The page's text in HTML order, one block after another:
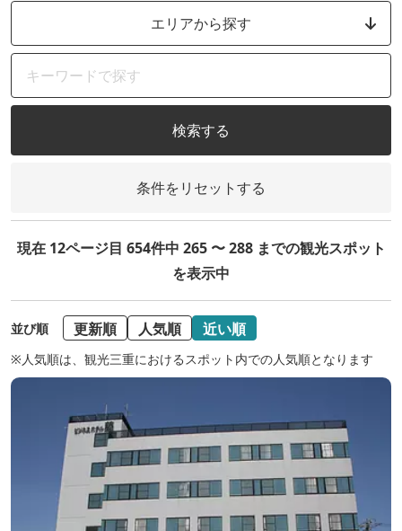
エリアから探す
検索する
条件をリセットする
現在 12ページ目 654件中 265 〜 288 までの観光スポット
を表示中
並び順 更新順 人気順 近い順
※人気順は、観光三重におけるスポット内での人気順となります